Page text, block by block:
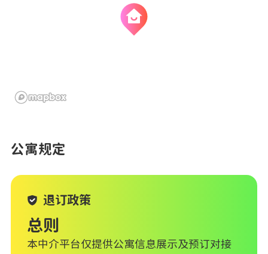
公寓规定
退订政策
总则
本中介平台仅提供公寓信息展示及预订对接